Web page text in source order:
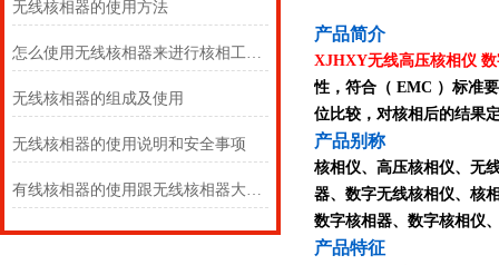
无线核相器的使用方法
怎么使用无线核相器来进行核相工作呢？
无线核相器的组成及使用
无线核相器的使用说明和安全事项
有线核相器的使用跟无线核相器大同小异
产品简介
XJHXY无线高压核相仪
性，符合（ EMC ）标准
位比较，对核相后的结果
产品别称
核相仪、高压核相仪、无
器、数字无线核相仪、核
数字核相器、数字核相仪
产品特征